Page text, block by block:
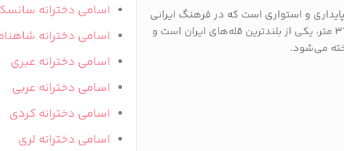
و استواری است که در فرهنگ ایرانی
جایگاه ویژه‌ای دارد. این کوه با ارتفاع حدود ۳۷۲۲ متر، یکی از بلندترین قله‌های ایران است و
می‌شود.
اسامی دخترانه
اسامی دخترانه
اسامی دخترانه عبری
اسامی دخترانه عربی
اسامی دخترانه کردی
اسامی دخترانه لری